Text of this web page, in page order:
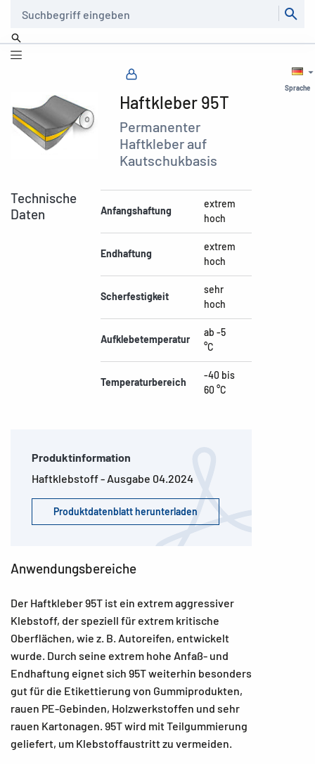
Sprache
Haftkleber 95T
Permanenter
Haftkleber auf
Kautschukbasis
Technische
Daten
Anfangshaftung
extrem
hoch
Endhaftung
extrem
hoch
Scherfestigkeit
sehr
hoch
Aufklebetemperatur
ab -5
°C
Temperaturbereich
-40 bis
60 °C
Produktinformation
Haftklebstoff - Ausgabe 04.2024
Produktdatenblatt herunterladen
Anwendungsbereiche
Der Haftkleber 95T ist ein extrem aggressiver
Klebstoff, der speziell für extrem kritische
Oberflächen, wie z. B. Autoreifen, entwickelt
wurde. Durch seine extrem hohe Anfaß- und
Endhaftung eignet sich 95T weiterhin besonders
gut für die Etikettierung von Gummiprodukten,
rauen PE-Gebinden, Holzwerkstoffen und sehr
rauen Kartonagen. 95T wird mit Teilgummierung
geliefert, um Klebstoffaustritt zu vermeiden.